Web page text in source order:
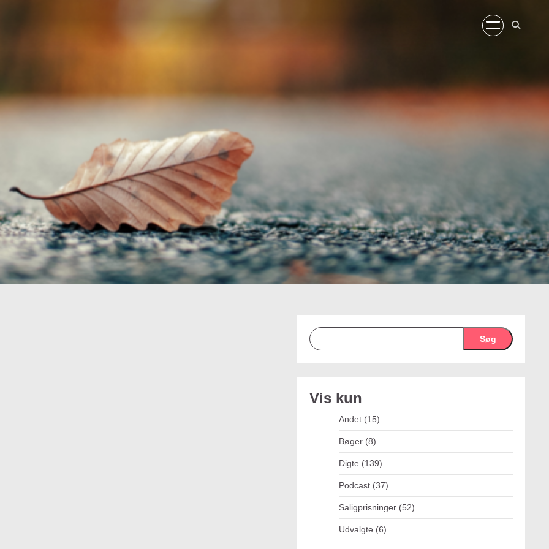
Søg
Vis kun
Andet (15)
Bøger (8)
Digte (139)
Podcast (37)
Saligprisninger (52)
Udvalgte (6)